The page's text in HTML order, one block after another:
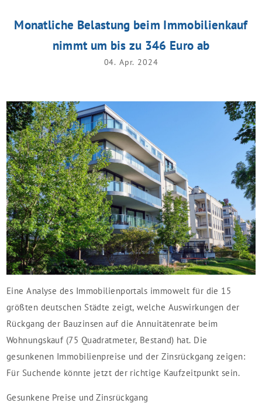
Monatliche Belastung beim Immobilienkauf
nimmt um bis zu 346 Euro ab
04. Apr. 2024
Eine Analyse des Immobilienportals immowelt für die 15
größten deutschen Städte zeigt, welche Auswirkungen der
Rückgang der Bauzinsen auf die Annuitätenrate beim
Wohnungskauf (75 Quadratmeter, Bestand) hat. Die
gesunkenen Immobilienpreise und der Zinsrückgang zeigen:
Für Suchende könnte jetzt der richtige Kaufzeitpunkt sein.
Gesunkene Preise und Zinsrückgang